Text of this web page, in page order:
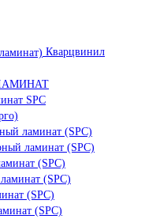
Кварцвинил
SPC
ламинат (SPC)
ламинат (SPC)
(SPC)
(SPC)
(SPC)
(SPC)